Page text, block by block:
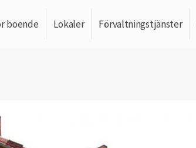
boende Lokaler Förvaltningstjänster